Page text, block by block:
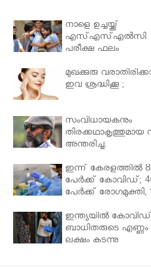
നാളെ ഉച്ചയ്ക്ക്
എസ്എസ്എല്‍സി
പരീക്ഷ ഫലം
മുഖക്കുരു
ഇവ ശ്രദ്ധിക്കൂ ;
സംവിധായകനും
തിരക്കഥാകൃത്തുമായ
അന്തരിച്ചു.
ഇന്ന് കേരളത്തിൽ
പേർക്ക് കോവിഡ്;
പേർക്ക് രോഗമുക്തി,
ഇന്ത്യയിൽ കോവിഡ്
ബാധിതരുടെ എണ്ണം
ലക്ഷം കടന്നു